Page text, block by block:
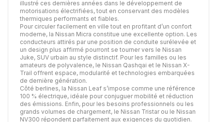
illustré ces dernières années dans le développement de
motorisations électrifiées, tout en conservant des modèles
thermiques performants et fiables.
Pour circuler facilement en ville tout en profitant d’un confort
moderne, la Nissan Micra constitue une excellente option. Les
conducteurs attirés par une position de conduite surélevée et
un design plus affirmé pourront se tourner vers le Nissan
Juke, SUV urbain au style distinctif. Pour les familles ou les
amateurs de polyvalence, le Nissan Qashqai et le Nissan X-
Trail offrent espace, modularité et technologies embarquées
de dernière génération.
Côté berlines, la Nissan Leaf s’impose comme une référence
100 % électrique, idéale pour conjuguer mobilité et réduction
des émissions. Enfin, pour les besoins professionnels ou les
grands volumes de chargement, le Nissan Tristar ou le Nissan
NV300 répondent parfaitement aux exigences du quotidien.